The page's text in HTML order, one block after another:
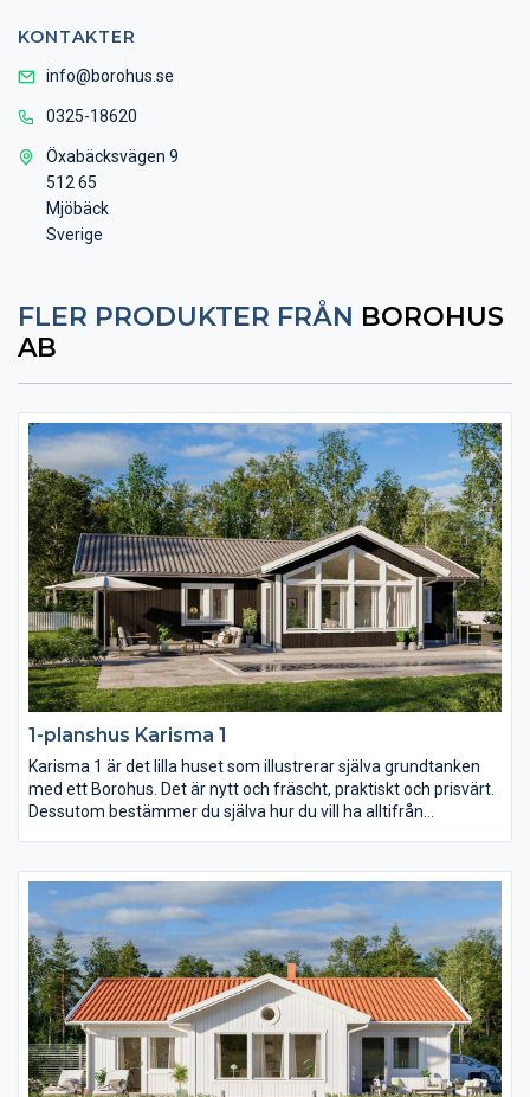
KONTAKTER
info@borohus.se
0325-18620
Öxabäcksvägen 9
512 65
Mjöbäck
Sverige
FLER PRODUKTER FRÅN BOROHUS
AB
1-planshus Karisma 1
Karisma 1 är det lilla huset som illustrerar själva grundtanken
med ett Borohus. Det är nytt och fräscht, praktiskt och prisvärt.
Dessutom bestämmer du själva hur du vill ha alltifrån
och för er som vill bo lustfyllt i villa med minimalt att sköta om.